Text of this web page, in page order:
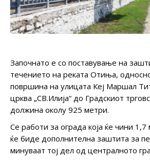
Започнато е со поставување на
течението на реката Отиња,
површина на улицата Кеј Маршал
црква „СВ.Илија“ до Градскиот
должина околу 925 метри.
Се работи за ограда која ќе чини
ќе биде дополнителна заштита за
минуваат тој дел од централното